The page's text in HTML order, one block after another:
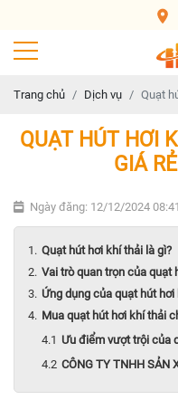
Địa chỉ:
Trang chủ Dịch vụ Quạt
QUẠT HÚT HƠI
GIÁ
Ngày đăng: 12/12/2024
Quạt hút hơi khí thải là gì?
Vai trò quan trọn của quạt
Ứng dụng của quạt hút
Mua quạt hút hơi khí thải
Ưu điểm vượt trội của
CÔNG TY TNHH SẢN